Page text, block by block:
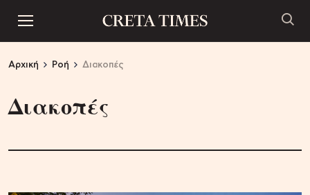
Αρχική Ροή Διακοπές
Διακοπές